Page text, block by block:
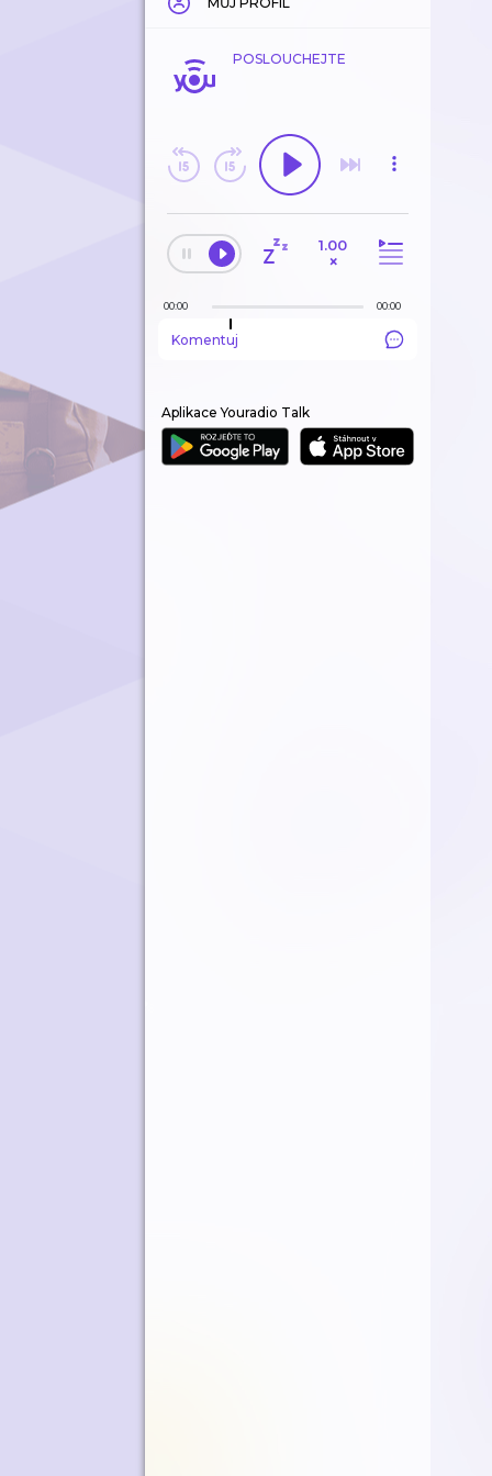
POSLOUCHEJTE
1.00
×
00:00 00:00
Komentuj
Aplikace Youradio Talk